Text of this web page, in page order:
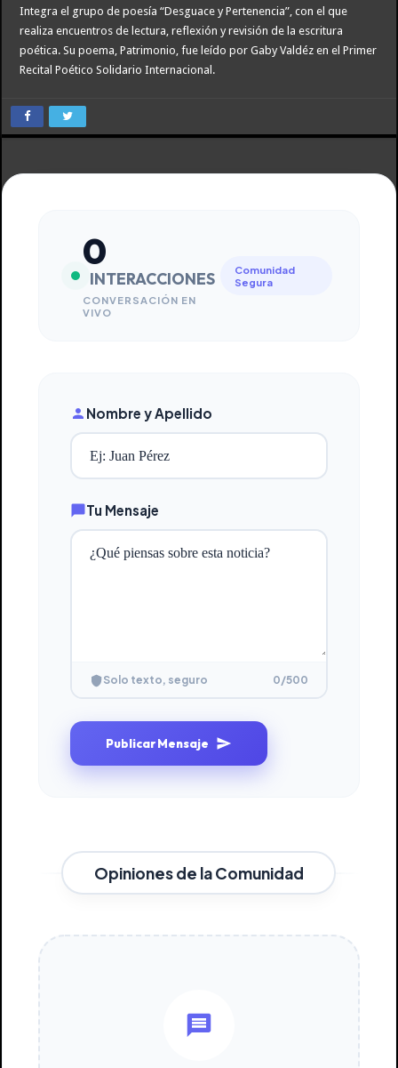
Integra el grupo de poesía “Desguace y Pertenencia”, con el que
realiza encuentros de lectura, reflexión y revisión de la escritura
poética. Su poema, Patrimonio, fue leído por Gaby Valdéz en el Primer
Recital Poético Solidario Internacional.
0
INTERACCIONES
CONVERSACIÓN EN
VIVO
Comunidad
Segura
Nombre y Apellido
Tu Mensaje
Solo texto, seguro 0/500
Publicar Mensaje
Opiniones de la Comunidad